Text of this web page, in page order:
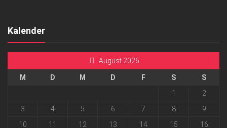
Kalender
August 2026
M D M D F S
S
1
2
3
4 5 6 7 8
9
10
11 12 13 14 15
16